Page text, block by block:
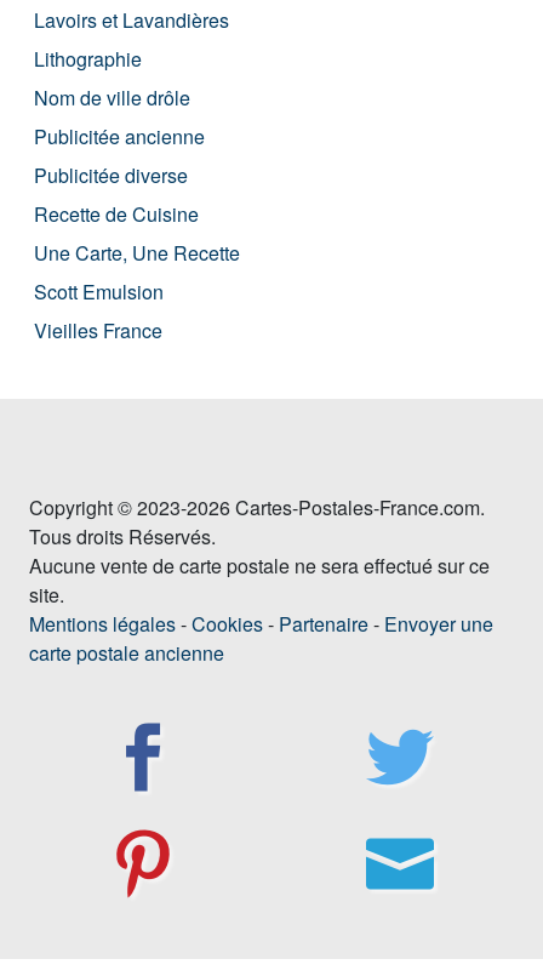
Lavoirs et Lavandières
Lithographie
Nom de ville drôle
Publicitée ancienne
Publicitée diverse
Recette de Cuisine
Une Carte, Une Recette
Scott Emulsion
Vieilles France
Copyright © 2023-2026 Cartes-Postales-France.com.
Tous droits Réservés.
Aucune vente de carte postale ne sera effectué sur ce
site.
Mentions légales-Cookies- Partenaire- Envoyer une
carte postale ancienne